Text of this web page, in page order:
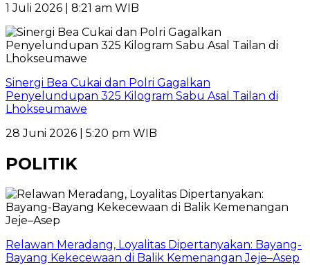
1 Juli 2026 | 8:21 am WIB
Sinergi Bea Cukai dan Polri Gagalkan
Penyelundupan 325 Kilogram Sabu Asal Tailan di
Lhokseumawe
28 Juni 2026 | 5:20 pm WIB
POLITIK
Relawan Meradang, Loyalitas Dipertanyakan: Bayang-
Bayang Kekecewaan di Balik Kemenangan Jeje–Asep